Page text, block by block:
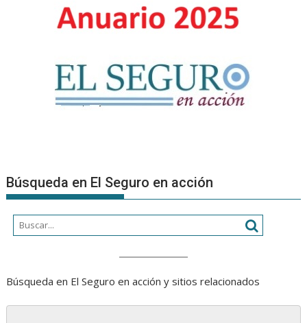
Búsqueda en El Seguro en acción
Búsqueda en El Seguro en acción y sitios relacionados